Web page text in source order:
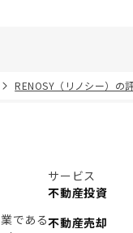
RENOSY（リノシー）の
である
サービス
不動産投資
不動産売却